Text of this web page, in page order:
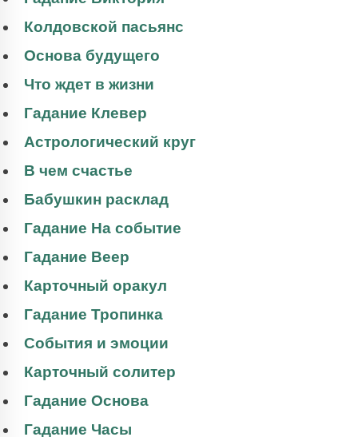
Колдовской пасьянс
Основа будущего
Что ждет в жизни
Гадание Клевер
Астрологический круг
В чем счастье
Бабушкин расклад
Гадание На событие
Гадание Веер
Карточный оракул
Гадание Тропинка
События и эмоции
Карточный солитер
Гадание Основа
Гадание Часы